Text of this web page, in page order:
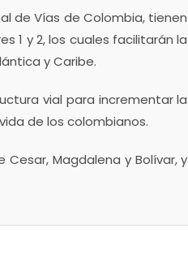
de Vías de Colombia, tienen
1 y 2, los cuales facilitarán la
y Caribe.
vial para incrementar la
de los colombianos.
Magdalena y Bolívar, y